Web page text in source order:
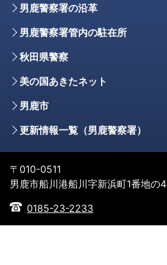
男鹿警察署の沿革
男鹿警察署管内の駐在所
秋田県警察
美の国あきたネット
男鹿市
更新情報一覧（男鹿警察署）
〒010-0511
男鹿市船川港船川字新浜町1番地の4
0185-23-2233